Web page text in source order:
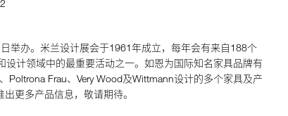
举办。米兰设计展会于1961年成立，每年会有来自188个
设计领域中的最重要活动之一。如恩为国际知名家具品牌有
Poltrona Frau、Very Wood及Wittmann设计的多个家具及产
更多产品信息，敬请期待。